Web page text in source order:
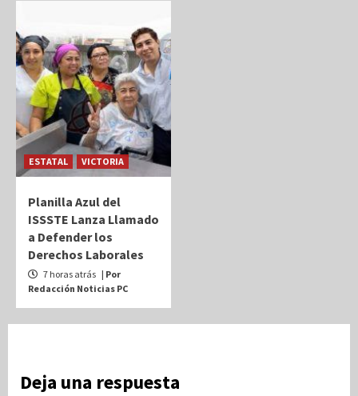
ESTATAL VICTORIA
Planilla Azul del
ISSSTE Lanza Llamado
a Defender los
Derechos Laborales
7 horas atrás | Por
Redacción Noticias PC
Deja una respuesta